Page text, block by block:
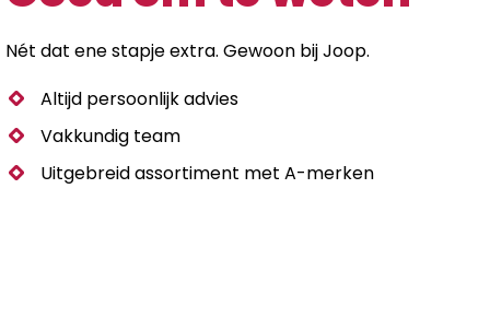
Nét dat ene stapje extra. Gewoon bij Joop.
Altijd persoonlijk advies
Vakkundig team
Uitgebreid assortiment met A-merken